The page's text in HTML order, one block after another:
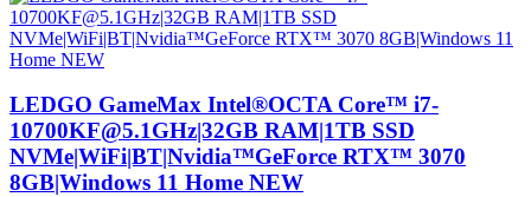
LEDGO GameMax Intel®OCTA Core™ i7-
10700KF@5.1GHz|32GB RAM|1TB SSD
NVMe|WiFi|BT|Nvidia™GeForce RTX™ 3070
8GB|Windows 11 Home NEW